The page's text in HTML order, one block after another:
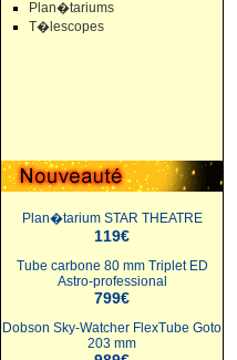
Plan�tariums
T�lescopes
Plan�tarium STAR THEATRE
119€
Tube carbone 80 mm Triplet ED
Astro-professional
799€
Dobson Sky-Watcher FlexTube Goto
203 mm